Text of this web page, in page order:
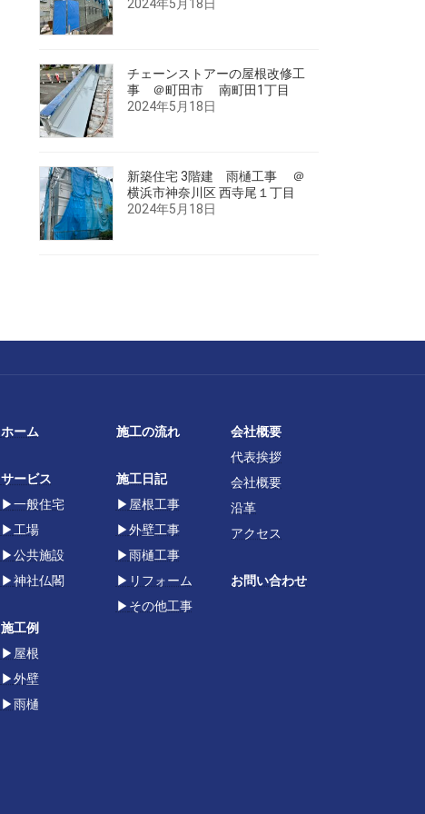
2024年5月18日
チェーンストアーの屋根改修工
事 ＠町田市 南町田1丁目
2024年5月18日
新築住宅 3階建 雨樋工事 ＠
横浜市神奈川区 西寺尾１丁目
2024年5月18日
ホーム
サービス
▶一般住宅
▶ 工場
▶公共施設
▶神社仏閣
施工例
▶屋根
▶外壁
▶雨樋
施工の流れ
施工日記
▶ 屋根工事
▶外壁工事
▶雨樋工事
▶ リフォーム
▶ その他工事
会社概要
代表挨拶
会社概要
沿革
アクセス
お問い合わせ